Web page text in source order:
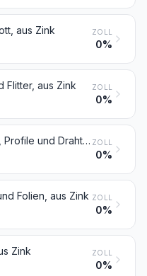
aus Zink ZOLL
0%
Flitter, aus Zink ZOLL
0%
Stangen (Stäbe), Profile und Draht, aus Zink ZOLL
0%
Folien, aus Zink ZOLL
0%
Zink ZOLL
0%